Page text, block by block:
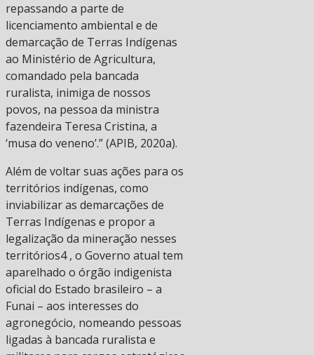
repassando a parte de
licenciamento ambiental e de
demarcação de Terras Indígenas
ao Ministério de Agricultura,
comandado pela bancada
ruralista, inimiga de nossos
povos, na pessoa da ministra
fazendeira Teresa Cristina, a
‘musa do veneno’.” (APIB, 2020a).
Além de voltar suas ações para os
territórios indígenas, como
inviabilizar as demarcações de
Terras Indígenas e propor a
legalização da mineração nesses
territórios4 , o Governo atual tem
aparelhado o órgão indigenista
oficial do Estado brasileiro – a
Funai – aos interesses do
agronegócio, nomeando pessoas
ligadas à bancada ruralista e